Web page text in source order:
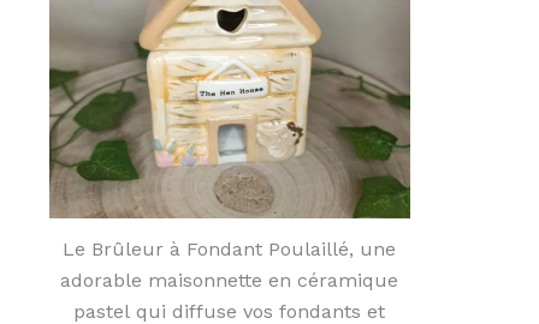
Le Brûleur à Fondant Poulaillé, une
adorable maisonnette en céramique
pastel qui diffuse vos fondants et